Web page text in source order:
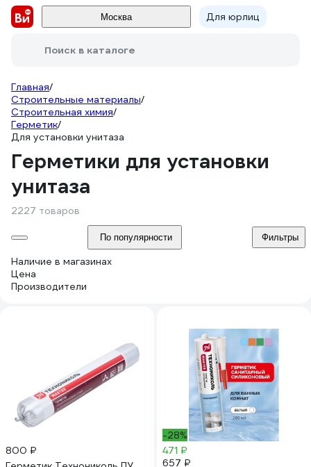
Москва Для юрлиц
Поиск в каталоге
Главная/
Строительные материалы/
Строительная химия/
Герметик/
Для установки унитаза
Герметики для установки
унитаза
2227 товаров
По популярности Фильтры
Наличие в магазинах
Цена
Производители
800 ₽
-28%
471 ₽
657 ₽